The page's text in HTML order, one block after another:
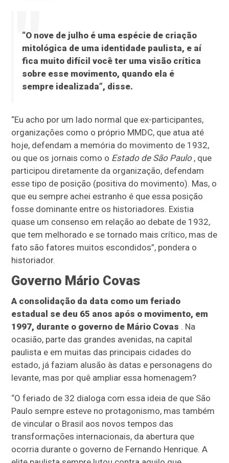
“O nove de julho é uma espécie de criação
mitológica de uma identidade paulista, e aí
fica muito difícil você ter uma visão crítica
sobre esse movimento, quando ela é
sempre idealizada”, disse.
“Eu acho por um lado normal que ex-participantes,
organizações como o próprio MMDC, que atua até
hoje, defendam a memória do movimento de 1932,
ou que os jornais como o Estado de São Paulo, que
participou diretamente da organização, defendam
esse tipo de posição (positiva do movimento). Mas, o
que eu sempre achei estranho é que essa posição
fosse dominante entre os historiadores. Existia
quase um consenso em relação ao debate de 1932,
que tem melhorado e se tornado mais crítico, mas de
fato são fatores muitos escondidos”, pondera o
historiador.
Governo Mário Covas
A consolidação da data como um feriado
estadual se deu 65 anos após o movimento, em
1997, durante o governo de Mário Covas . Na
ocasião, parte das grandes avenidas, na capital
paulista e em muitas das principais cidades do
estado, já faziam alusão às datas e personagens do
levante, mas por quê ampliar essa homenagem?
“O feriado de 32 dialoga com essa ideia de que São
Paulo sempre esteve no protagonismo, mas também
de vincular o Brasil aos novos tempos das
transformações internacionais, da abertura que
ocorria durante o governo de Fernando Henrique. A